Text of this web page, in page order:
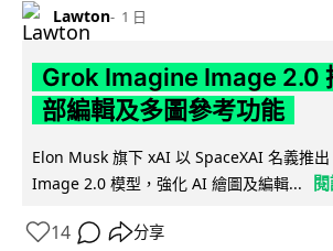
Lawton 1 日
Grok Imagine Image 2.0
部編輯及多圖參考功能
Elon Musk 旗下 xAI 以 SpaceXAI 名義推
Image 2.0 模型，強化 AI 繪圖及編輯...
14 分享